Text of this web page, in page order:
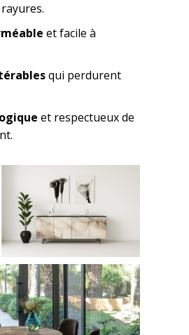
et facile à
qui perdurent
et respectueux de